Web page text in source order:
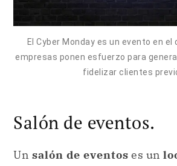
El Cyber Monday es un evento en
empresas ponen esfuerzo para
fidelizar clientes
Salón de eventos.
Un salón de eventos es un